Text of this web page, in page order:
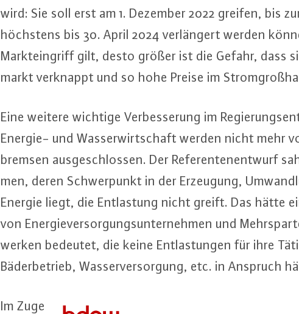
wird: Sie soll erst am 1. Dezember 2022 greifen, bis
höchstens bis 30. April 2024 ver­län­gert werden
Markt­ein­griff gilt, desto größer ist die Gefahr, dass
markt verknappt und so hohe Preise im
Eine weitere wichtige Ver­bes­se­rung im
Energie- und Was­ser­wirt­schaft werden nicht mehr
brem­sen aus­ge­schlos­sen. Der Re­fe­ren­ten­ent­wurf
men, deren Schwer­punkt in der Erzeugung,
Energie liegt, die Ent­las­tung nicht greift. Das hätte
von En­er­gie­ver­sor­gungs­un­ter­neh­men und
wer­ken bedeutet, die keine Ent­las­tun­gen für ihre
Bä­der­be­trieb, Was­ser­ver­sor­gung, etc. in Anspruch
Im Zuge des Gesetzes zur Strom­preis­brem­se sollen